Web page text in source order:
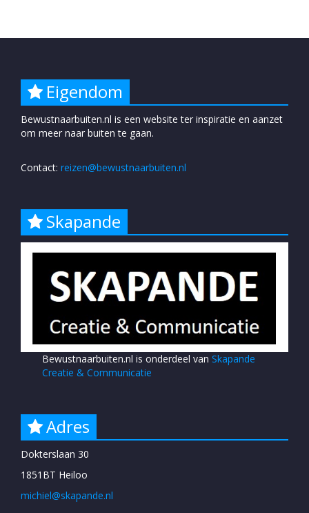
Eigendom
Bewustnaarbuiten.nl is een website ter inspiratie en aanzet
om meer naar buiten te gaan.
Contact: reizen@bewustnaarbuiten.nl
Skapande
Bewustnaarbuiten.nl is onderdeel vanSkapande
Creatie & Communicatie
Adres
Dokterslaan 30
1851BT Heiloo
michiel@skapande.nl